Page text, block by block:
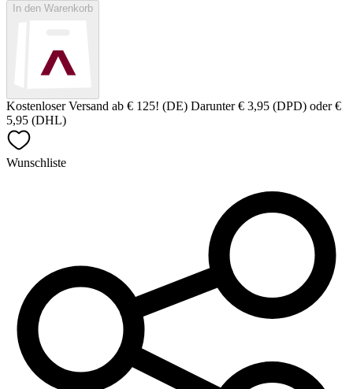
In den Warenkorb
Kostenloser Versand ab € 125! (DE) Darunter € 3,95 (DPD) oder €
5,95 (DHL)
Wunschliste